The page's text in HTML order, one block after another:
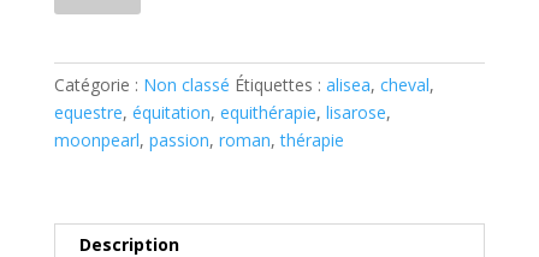
Catégorie : Non classé Étiquettes : alisea, cheval,
equestre, équitation, equithérapie, lisarose,
moonpearl, passion, roman,thérapie
Description